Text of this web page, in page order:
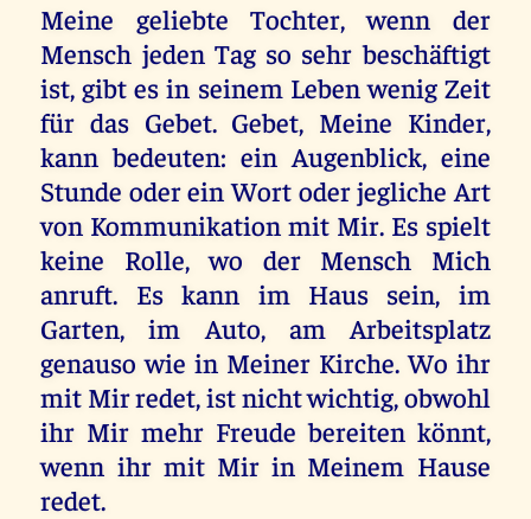
Meine geliebte Tochter, wenn der
Mensch jeden Tag so sehr beschäftigt
ist, gibt es in seinem Leben wenig Zeit
für das Gebet. Gebet, Meine Kinder,
kann bedeuten: ein Augenblick, eine
Stunde oder ein Wort oder jegliche Art
von Kommunikation mit Mir. Es spielt
keine Rolle, wo der Mensch Mich
anruft. Es kann im Haus sein, im
Garten, im Auto, am Arbeitsplatz
genauso wie in Meiner Kirche. Wo ihr
mit Mir redet, ist nicht wichtig, obwohl
ihr Mir mehr Freude bereiten könnt,
wenn ihr mit Mir in Meinem Hause
redet.